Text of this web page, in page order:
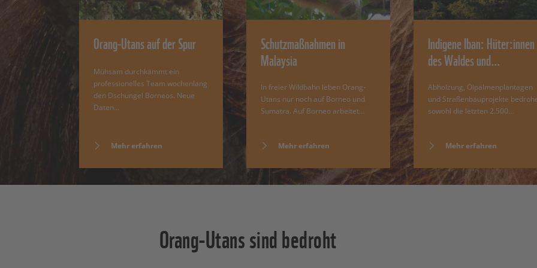
Orang-Utans auf der Spur
Mühsam durchkämmt ein
professionelles Team wochenlang
den Dschungel Borneos. Neue
Daten…
Mehr erfahren
Schutzmaßnahmen in
Malaysia
In freier Wildbahn leben Orang-
Utans nur noch auf Borneo und
Sumatra. Auf Borneo arbeitet…
Mehr erfahren
Indigene Iban: Hüter:innen
des Waldes und…
Abholzung, Ölpalmenplantagen
und Straßenbauprojekte
sowohl die letzten 2.500…
Mehr erfahren
Orang-Utans sind bedroht